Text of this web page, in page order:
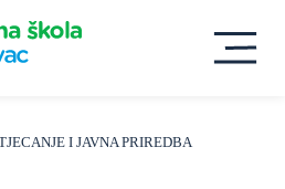
I JAVNA PRIREDBA